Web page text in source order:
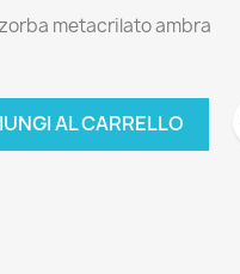
metacrilato ambra
AL CARRELLO